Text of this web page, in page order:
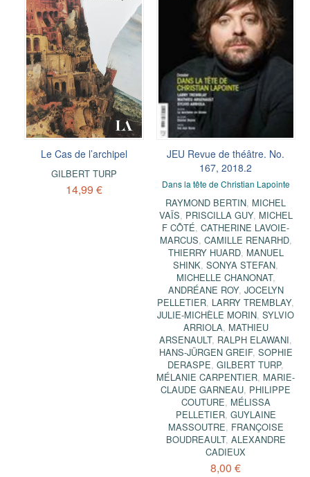
Le Cas de l’archipel
GILBERT TURP
14,99 €
JEU Revue de théâtre. No.
167, 2018.2
Dans la tête de Christian Lapointe
RAYMOND BERTIN, MICHEL
VAÏS, PRISCILLA GUY, MICHEL
F CÔTÉ,CATHERINE LAVOIE-
MARCUS, CAMILLE RENARHD,
THIERRY HUARD, MANUEL
SHINK,SONYA STEFAN,
MICHELLE CHANONAT,
ANDRÉANE ROY, JOCELYN
PELLETIER, LARRY TREMBLAY,
JULIE-MICHÈLE MORIN,SYLVIO
ARRIOLA, MATHIEU
ARSENAULT, RALPH ELAWANI,
HANS-JÜRGEN GREIF, SOPHIE
DERASPE,GILBERT TURP,
MÉLANIE CARPENTIER, MARIE-
CLAUDE GARNEAU, PHILIPPE
COUTURE, MÉLISSA
PELLETIER, GUYLAINE
MASSOUTRE, FRANÇOISE
BOUDREAULT, ALEXANDRE
CADIEUX
8,00 €